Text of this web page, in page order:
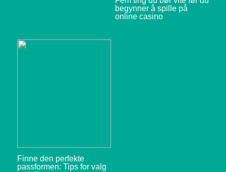
begynner å spille på
online casino
Finne den perfekte
passformen: Tips for valg